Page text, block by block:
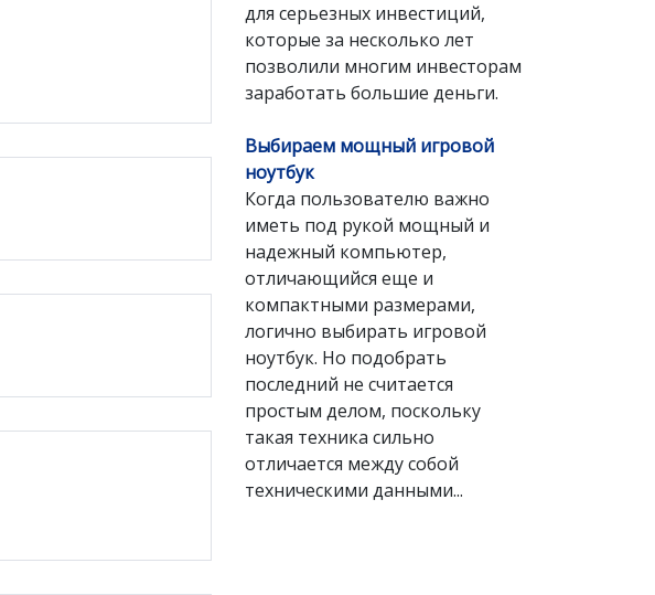
для серьезных инвестиций,
которые за несколько лет
позволили многим инвесторам
заработать большие деньги.
Выбираем мощный игровой
ноутбук
Когда пользователю важно
иметь под рукой мощный и
надежный компьютер,
отличающийся еще и
компактными размерами,
логично выбирать игровой
ноутбук. Но подобрать
последний не считается
простым делом, поскольку
такая техника сильно
отличается между собой
техническими данными...